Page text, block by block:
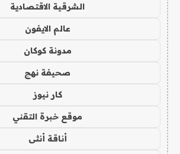
الشرقية الاقتصادية
عالم الايفون
مدونة كوكان
صحيفة نهج
كار نيوز
موقع خبرة التقني
أناقة أنثى